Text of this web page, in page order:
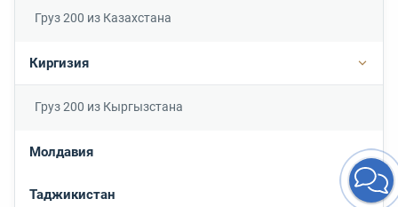
Груз 200 из Казахстана
Киргизия
Груз 200 из Кыргызстана
Молдавия
Таджикистан